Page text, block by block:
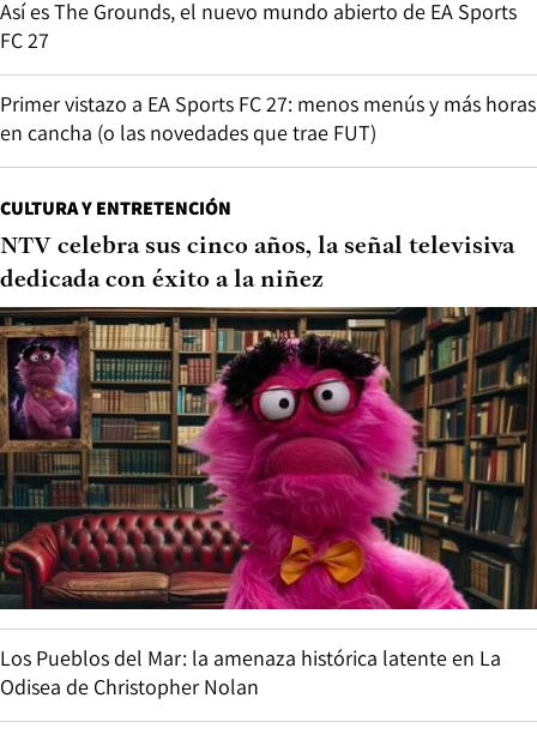
Así es The Grounds, el nuevo mundo abierto de EA Sports
FC 27
Primer vistazo a EA Sports FC 27: menos menús y más horas
en cancha (o las novedades que trae FUT)
CULTURA Y ENTRETENCIÓN
NTV celebra sus cinco años, la señal televisiva
dedicada con éxito a la niñez
Los Pueblos del Mar: la amenaza histórica latente en La
Odisea de Christopher Nolan